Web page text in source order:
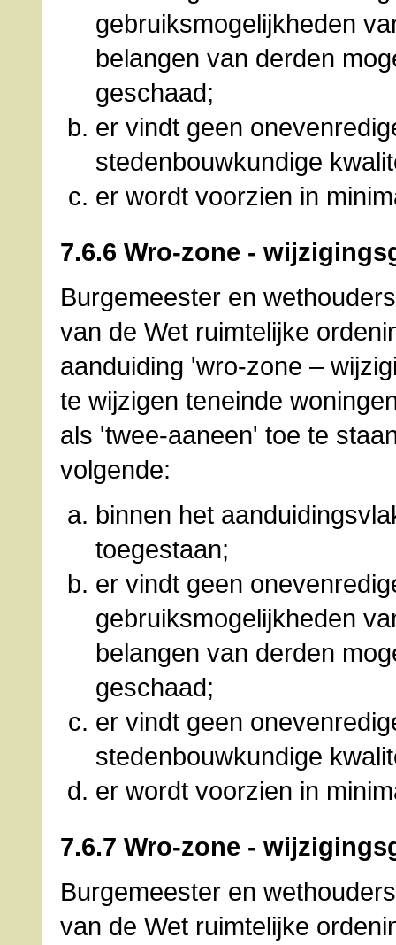
gebruiksmogelijkheden
belangen van derden
geschaad;
er vindt geen
stedenbouwkundige
er wordt voorzien in
7.6.6 Wro-zone -
Burgemeester en
van de Wet ruimtelijke
aanduiding 'wro-zone –
te wijzigen teneinde
als 'twee-aaneen' toe te
volgende:
binnen het
toegestaan;
er vindt geen
gebruiksmogelijkheden
belangen van derden
geschaad;
er vindt geen
stedenbouwkundige
er wordt voorzien in
7.6.7 Wro-zone -
Burgemeester en
van de Wet ruimtelijke